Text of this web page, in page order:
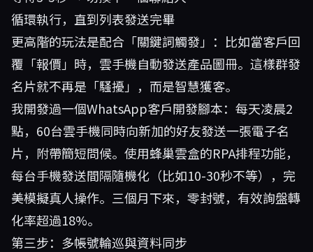
循環執行，直到列表發送完畢
更高階的玩法是配合「關鍵詞觸發」：比如當客戶回
覆「報價」時，雲手機自動發送產品圖冊。這樣群發
名片就不再是「騷擾」，而是智慧獲客。
我開發過一個WhatsApp客戶開發腳本：每天凌晨2
點，60台雲手機同時向新加的好友發送一張電子名
片，附帶簡短問候。使用蜂巢雲盒的RPA排程功能，
每台手機發送間隔隨機化（比如10-30秒不等），完
美模擬真人操作。三個月下來，零封號，有效詢盤轉
化率超過18%。
第三步：多帳號輪巡與資料同步